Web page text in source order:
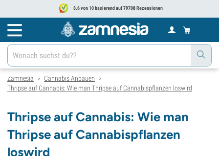
8.6 von 10 basierend auf 79708 Rezensionen
Zamnesia > Cannabis Anbauen >
Thripse auf Cannabis: Wie man Thripse auf Cannabispflanzen loswird
Thripse auf Cannabis: Wie man
Thripse auf Cannabispflanzen
loswird